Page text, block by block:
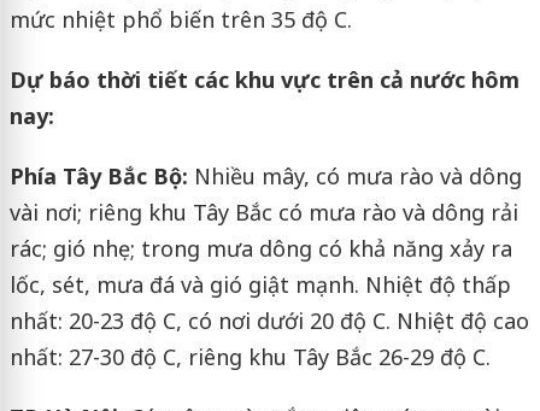
mức nhiệt phổ biến trên 35 độ C.
Dự báo thời tiết các khu vực trên cả nước hôm
nay:
Phía Tây Bắc Bộ: Nhiều mây, có mưa rào và dông
vài nơi; riêng khu Tây Bắc có mưa rào và dông rải
rác; gió nhẹ; trong mưa dông có khả năng xảy ra
lốc, sét, mưa đá và gió giật mạnh. Nhiệt độ thấp
nhất: 20-23 độ C, có nơi dưới 20 độ C. Nhiệt độ cao
nhất: 27-30 độ C, riêng khu Tây Bắc 26-29 độ C.